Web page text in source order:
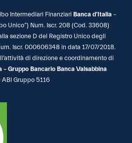
Intermediari Finanziari Banca d’Italia –
Unico”) Num. Iscr. 208 (Cod. 33608)
sezione D del Registro Unico degli
Iscr. 000606348 in data 17/07/2018.
di direzione e coordinamento di
– Gruppo Bancario Banca Valsabbina
ABI Gruppo 5116